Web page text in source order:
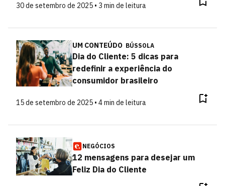
30 de setembro de 2025 • 3 min de leitura
UM CONTEÚDO BÚSSOLA
Dia do Cliente: 5 dicas para
redefinir a experiência do
consumidor brasileiro
15 de setembro de 2025 • 4 min de leitura
NEGÓCIOS
12 mensagens para desejar um
Feliz Dia do Cliente